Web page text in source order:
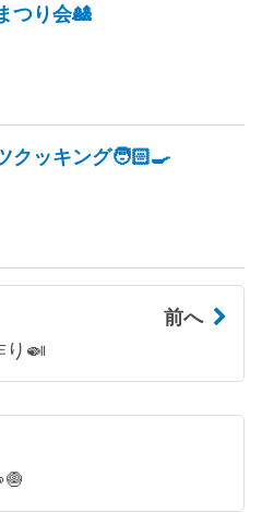
つり会🎎
クッキング🧑🏻‍🍳
前へ
🍛